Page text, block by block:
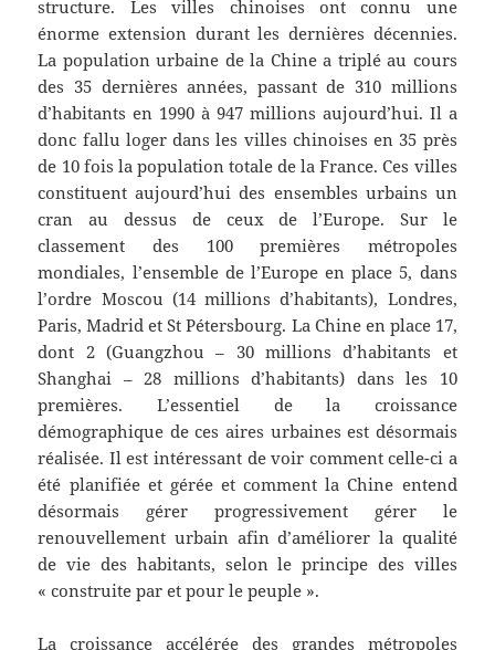
structure. Les villes chinoises ont connu une
énorme extension durant les dernières décennies.
La population urbaine de la Chine a triplé au cours
des 35 dernières années, passant de 310 millions
d’habitants en 1990 à 947 millions aujourd’hui. Il a
donc fallu loger dans les villes chinoises en 35 près
de 10 fois la population totale de la France. Ces villes
constituent aujourd’hui des ensembles urbains un
cran au dessus de ceux de l’Europe. Sur le
classement des 100 premières métropoles
mondiales, l’ensemble de l’Europe en place 5, dans
l’ordre Moscou (14 millions d’habitants), Londres,
Paris, Madrid et St Pétersbourg. La Chine en place 17,
dont 2 (Guangzhou – 30 millions d’habitants et
Shanghai – 28 millions d’habitants) dans les 10
premières. L’essentiel de la croissance
démographique de ces aires urbaines est désormais
réalisée. Il est intéressant de voir comment celle-ci a
été planifiée et gérée et comment la Chine entend
désormais gérer progressivement gérer le
renouvellement urbain afin d’améliorer la qualité
de vie des habitants, selon le principe des villes
« construite par et pour le peuple ».
La croissance accélérée des grandes métropoles